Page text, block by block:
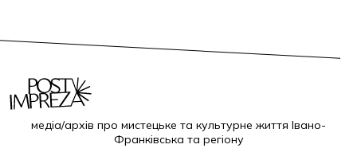
медіа/архів про мистецьке та культурне життя Івано-
Франківська та регіону